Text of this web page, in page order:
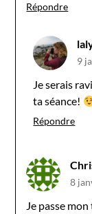
Répondre
9
Je serais
ta séance!
Répondre
8
Je passe